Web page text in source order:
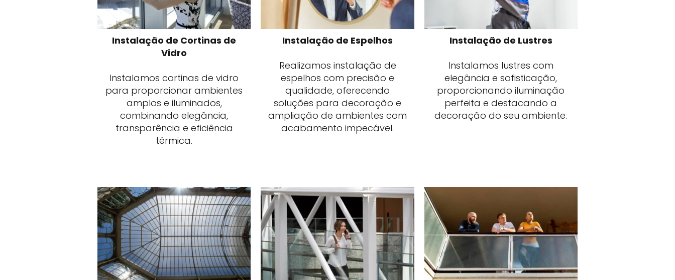
Instalação de Cortinas de
Vidro
Instalamos cortinas de vidro
para proporcionar ambientes
amplos e iluminados,
combinando elegância,
transparência e eficiência
térmica.
Instalação de Espelhos
Realizamos instalação de
espelhos com precisão e
qualidade, oferecendo
soluções para decoração e
ampliação de ambientes com
acabamento impecável.
Instalação de Lustres
Instalamos lustres com
elegância e sofisticação,
proporcionando iluminação
perfeita e destacando a
decoração do seu ambiente.